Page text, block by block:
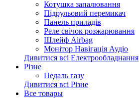
Котушка запалювання
Підрульовий перемикач
Панель приладів
Реле свічок розжарювання
Шлейф Airbag
Монітор Навігація Аудіо
Дивитися всі Електрообладнання
Різне
Педаль газу
Дивитися всі Різне
Все товары